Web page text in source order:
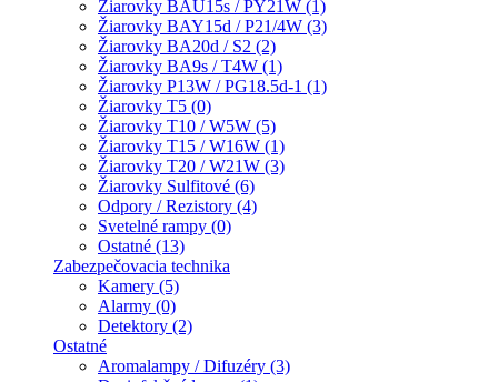
Žiarovky BAU15s / PY21W (1)
Žiarovky BAY15d / P21/4W (3)
Žiarovky BA20d / S2 (2)
Žiarovky BA9s / T4W (1)
Žiarovky P13W / PG18.5d-1 (1)
Žiarovky T5 (0)
Žiarovky T10 / W5W (5)
Žiarovky T15 / W16W (1)
Žiarovky T20 / W21W (3)
Žiarovky Sulfitové (6)
Odpory / Rezistory (4)
Svetelné rampy (0)
Ostatné (13)
Zabezpečovacia technika
Kamery (5)
Alarmy (0)
Detektory (2)
Ostatné
Aromalampy / Difuzéry (3)